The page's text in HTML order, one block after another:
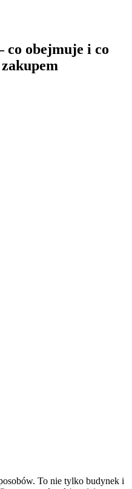
co obejmuje i co
To nie tylko budynek i